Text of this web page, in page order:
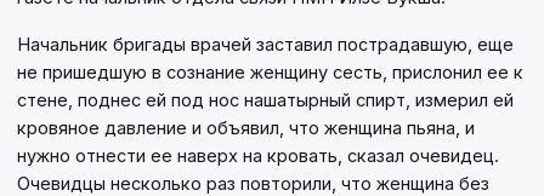
Начальник бригады врачей заставил пострадавшую, еще
не пришедшую в сознание женщину сесть, прислонил ее к
стене, поднес ей под нос нашатырный спирт, измерил ей
кровяное давление и объявил, что женщина пьяна, и
нужно отнести ее наверх на кровать, сказал очевидец.
Очевидцы несколько раз повторили, что женщина без